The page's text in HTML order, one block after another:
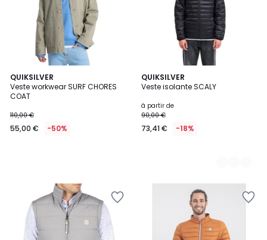
QUIKSILVER
Veste workwear SURF CHORES
COAT
110,00 €
55,00 € -50%
QUIKSILVER
Veste isolante SCALY
à partir de
90,00 €
73,41 € -18%
3
Couleurs